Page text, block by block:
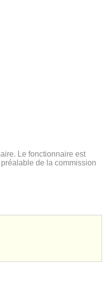
Le fonctionnaire est
de la commission